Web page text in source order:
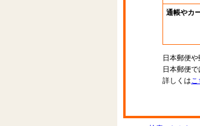
通帳やカ
日本郵便
日本郵便
詳しくはこ